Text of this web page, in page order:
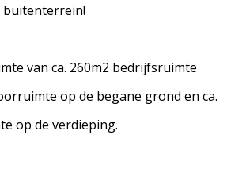
van ca. 260m2 bedrijfsruimte
op de begane grond en ca.
op de verdieping.